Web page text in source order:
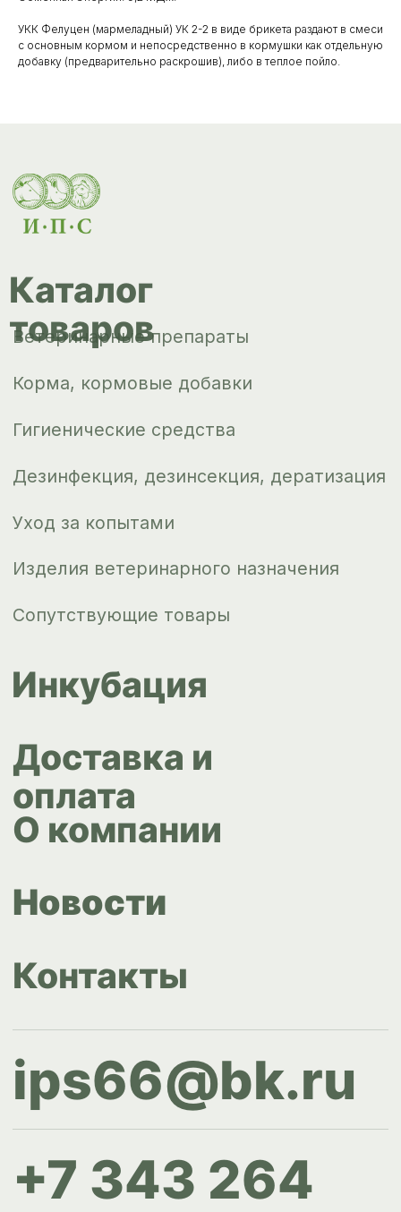
УКК Фелуцен (мармеладный) УК 2-2 в виде брикета раздают в смеси
с основным кормом и непосредственно в кормушки как отдельную
добавку (предварительно раскрошив), либо в теплое пойло.
товаров
ips66@bk.ru
+7 343 264
Доставка и
оплата
Контакты
Корма, кормовые добавки
Изделия ветеринарного назначения
Сопутствующие товары
Политика конфиденциальности
Согласие на обработку
Новости